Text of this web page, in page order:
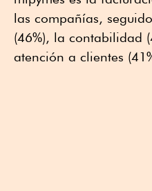
las compañías,
(46%), la contabilidad
atención a clientes